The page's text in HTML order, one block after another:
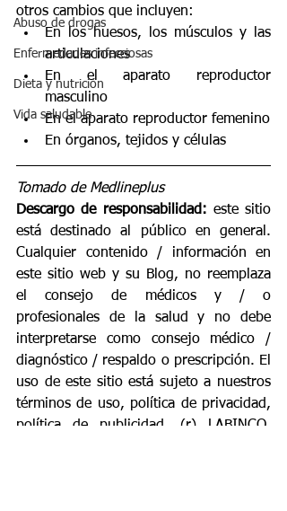
Abuso de drogas
Enfermedades infecciosas
Dieta y nutrición
Vida saludable
otros cambios que incluyen:
En los huesos, los músculos y las
articulaciones
En el aparato reproductor
masculino
En el aparato reproductor femenino
En órganos, tejidos y células
Tomado de Medlineplus
Descargo de responsabilidad: este sitio
está destinado al público en general.
Cualquier contenido / información en
este sitio web y su Blog, no reemplaza
el consejo de médicos y / o
profesionales de la salud y no debe
interpretarse como consejo médico /
diagnóstico / respaldo o prescripción. El
uso de este sitio está sujeto a nuestros
términos de uso, política de privacidad,
política de publicidad. (r) LABINCO,